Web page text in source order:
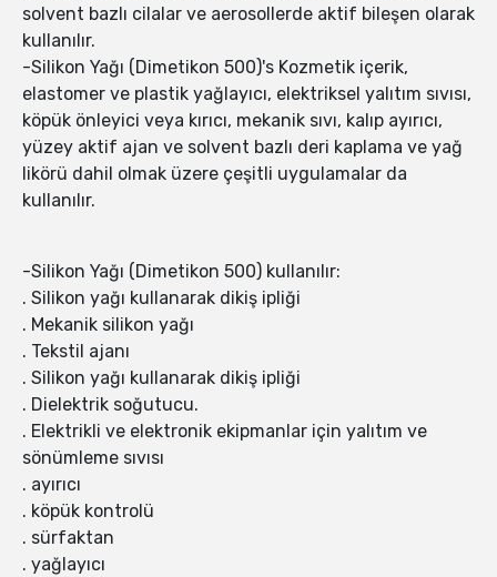
solvent bazlı cilalar ve aerosollerde aktif bileşen olarak
kullanılır.
-Silikon Yağı (Dimetikon 500)'s Kozmetik içerik,
elastomer ve plastik yağlayıcı, elektriksel yalıtım sıvısı,
köpük önleyici veya kırıcı, mekanik sıvı, kalıp ayırıcı,
yüzey aktif ajan ve solvent bazlı deri kaplama ve yağ
likörü dahil olmak üzere çeşitli uygulamalar da
kullanılır.
-Silikon Yağı (Dimetikon 500) kullanılır:
. Silikon yağı kullanarak dikiş ipliği
. Mekanik silikon yağı
. Tekstil ajanı
. Silikon yağı kullanarak dikiş ipliği
. Dielektrik soğutucu.
. Elektrikli ve elektronik ekipmanlar için yalıtım ve
sönümleme sıvısı
. ayırıcı
. köpük kontrolü
. sürfaktan
. yağlayıcı